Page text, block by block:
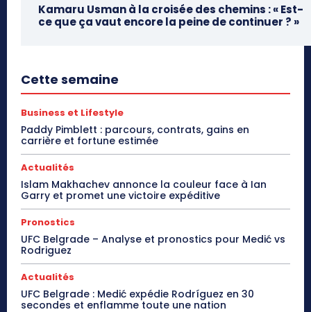
Kamaru Usman à la croisée des chemins : « Est-
ce que ça vaut encore la peine de continuer ? »
Cette semaine
Business et Lifestyle
Paddy Pimblett : parcours, contrats, gains en
carrière et fortune estimée
Actualités
Islam Makhachev annonce la couleur face à Ian
Garry et promet une victoire expéditive
Pronostics
UFC Belgrade – Analyse et pronostics pour Medić vs
Rodriguez
Actualités
UFC Belgrade : Medić expédie Rodríguez en 30
secondes et enflamme toute une nation